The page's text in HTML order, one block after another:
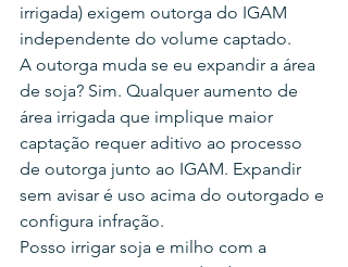
irrigada) exigem outorga do IGAM
independente do volume captado.
A outorga muda se eu expandir a área
de soja? Sim. Qualquer aumento de
área irrigada que implique maior
captação requer aditivo ao processo
de outorga junto ao IGAM. Expandir
sem avisar é uso acima do outorgado e
configura infração.
Posso irrigar soja e milho com a